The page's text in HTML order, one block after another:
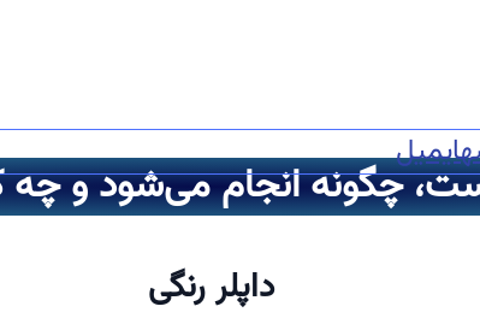
ایمیل
چگونه انجام می‌شود و چه
داپلر رنگی